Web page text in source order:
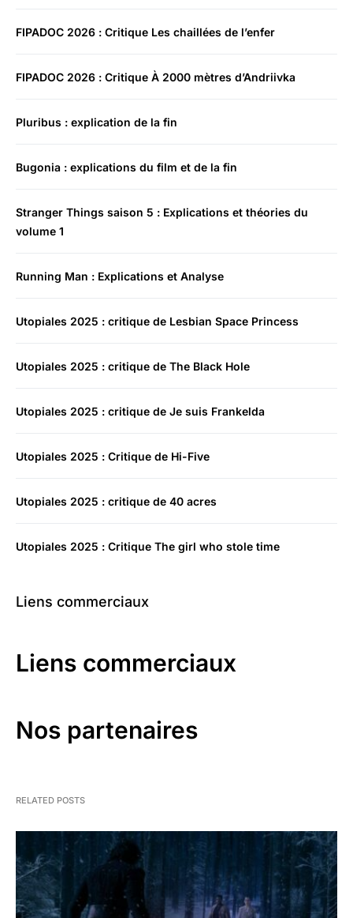
FIPADOC 2026 : Critique Les chaillées de l’enfer
FIPADOC 2026 : Critique À 2000 mètres d’Andriivka
Pluribus : explication de la fin
Bugonia : explications du film et de la fin
Stranger Things saison 5 : Explications et théories du
volume 1
Running Man : Explications et Analyse
Utopiales 2025 : critique de Lesbian Space Princess
Utopiales 2025 : critique de The Black Hole
Utopiales 2025 : critique de Je suis Frankelda
Utopiales 2025 : Critique de Hi-Five
Utopiales 2025 : critique de 40 acres
Utopiales 2025 : Critique The girl who stole time
Liens commerciaux
Liens commerciaux
Nos partenaires
RELATED POSTS